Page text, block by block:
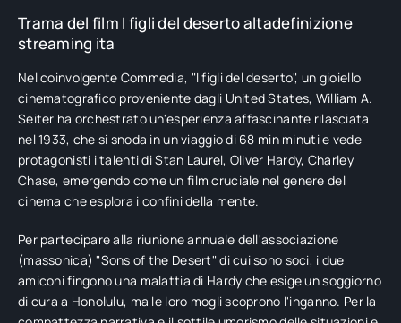
Trama del film I figli del deserto altadefinizione
streaming ita
Nel coinvolgente Commedia, "I figli del deserto", un gioiello
cinematografico proveniente dagli United States, William A.
Seiter ha orchestrato un'esperienza affascinante rilasciata
nel 1933, che si snoda in un viaggio di 68 min minuti e vede
protagonisti i talenti di Stan Laurel, Oliver Hardy, Charley
Chase, emergendo come un film cruciale nel genere del
cinema che esplora i confini della mente.
Per partecipare alla riunione annuale dell'associazione
(massonica) "Sons of the Desert" di cui sono soci, i due
amiconi fingono una malattia di Hardy che esige un soggiorno
di cura a Honolulu, ma le loro mogli scoprono l'inganno. Per la